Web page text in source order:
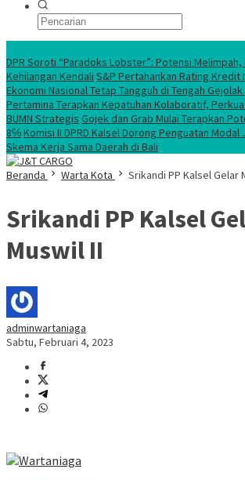
DPR Soroti “Paradoks Lobster”: Potensi
Kehilangan Kendali S&P Pertahankan Rating Kredit
Ekonomi Nasional Tetap Tangguh di Tengah
Pertamina Terapkan Kepatuhan Kolaboratif,
BUMN Strategis Gojek dan Grab Mulai Terapkan
8℅Komisi II DPRD Kalsel Dorong Penguatan
Skema Kerja Sama Daerah di Bali
Beranda
Warta Kota Srikandi PP Kalsel Gelar
Srikandi PP Kalsel
Muswil II
adminwartaniaga
Sabtu, Februari 4, 2023